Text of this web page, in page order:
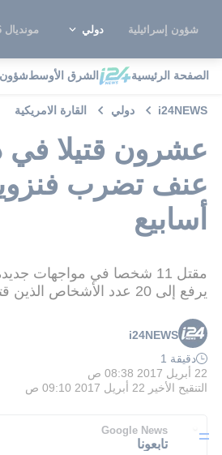
شؤون إسرائيلية دولي مونديال 2026
الصفحة الرئيسية الشرق الأوسطشؤون
i24NEWS دولي القارة الامريكية
عشرون قتيلا في
عنف تضرب
أسابيع
مقتل 11 شخصا في مواجهات
يرفع إلى 20 عدد الأشخاص الذين قتلوا خلال التظاهرات
i24NEWS
دقيقة 1
22 أبريل 2017 08:38 ص
التنقيح الأخير 22 أبريل 2017 09:10 ص
Google News
تابعونا